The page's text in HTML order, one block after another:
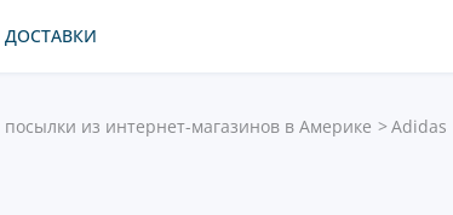
из интернет-магазинов в Америке Adidas